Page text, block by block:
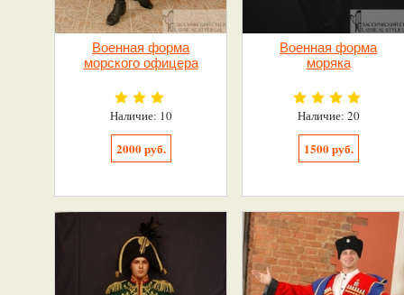
Военная форма
морского офицера
Наличие: 10
2000 руб.
Военная форма
моряка
Наличие: 20
1500 руб.